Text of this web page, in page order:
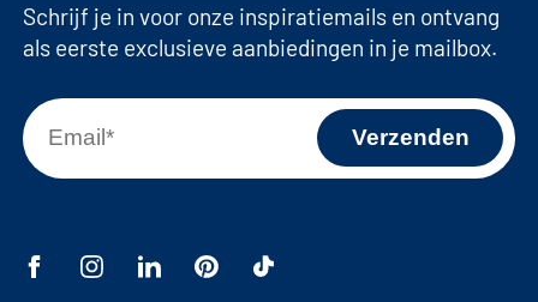
Schrijf je in voor onze inspiratiemails en ontvang
als eerste exclusieve aanbiedingen in je mailbox.